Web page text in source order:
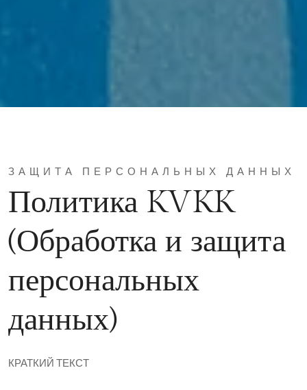
ЗАЩИТА ПЕРСОНАЛЬНЫХ ДАННЫХ
Политика KVKK
(Обработка и защита
персональных
данных)
КРАТКИЙ ТЕКСТ